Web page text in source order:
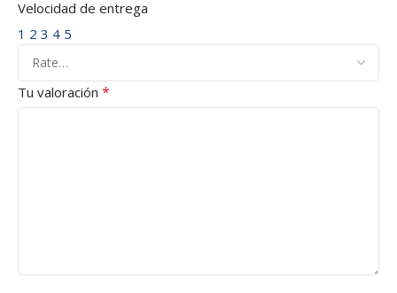
Velocidad de entrega
1 2 3 4 5
Tu valoración *